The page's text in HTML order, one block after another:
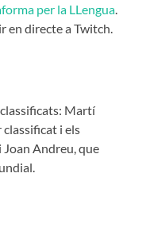
per la LLengua
en directe a Twitch.
Martí
classificat i els
Andreu, que